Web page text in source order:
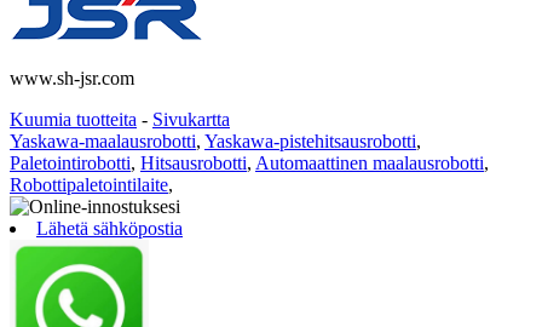
www.sh-jsr.com
Kuumia tuotteita - Sivukartta
Yaskawa-maalausrobotti, Yaskawa-pistehitsausrobotti,
Paletointirobotti, Hitsausrobotti, Automaattinen maalausrobotti,
Robottipaletointilaite,
Lähetä sähköpostia